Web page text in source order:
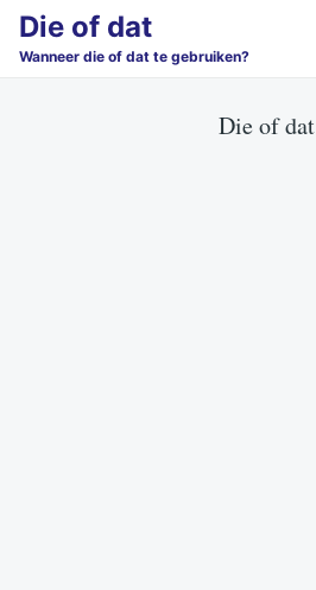
SkipSearch
for:
Die of dat
Wanneer die of dat te gebruiken?
Die of dat